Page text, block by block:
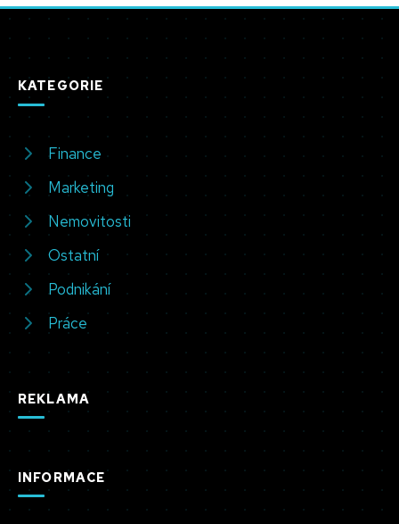
KATEGORIE
Finance
Marketing
Nemovitosti
Ostatní
Podnikání
Práce
REKLAMA
INFORMACE